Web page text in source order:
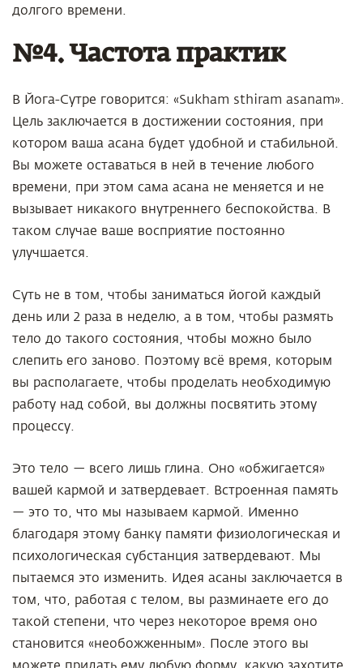
долгого времени.
№4. Частота практик
В Йога-Сутре говорится: «Sukham sthiram asanam».
Цель заключается в достижении состояния, при
котором ваша асана будет удобной и стабильной.
Вы можете оставаться в ней в течение любого
времени, при этом сама асана не меняется и не
вызывает никакого внутреннего беспокойства. В
таком случае ваше восприятие постоянно
улучшается.
Суть не в том, чтобы заниматься йогой каждый
день или 2 раза в неделю, а в том, чтобы размять
тело до такого состояния, чтобы можно было
слепить его заново. Поэтому всё время, которым
вы располагаете, чтобы проделать необходимую
работу над собой, вы должны посвятить этому
процессу.
Это тело — всего лишь глина. Оно «обжигается»
вашей кармой и затвердевает. Встроенная память
— это то, что мы называем кармой. Именно
благодаря этому банку памяти физиологическая и
психологическая субстанция затвердевают. Мы
пытаемся это изменить. Идея асаны заключается в
том, что, работая с телом, вы разминаете его до
такой степени, что через некоторое время оно
становится «необожженным». После этого вы